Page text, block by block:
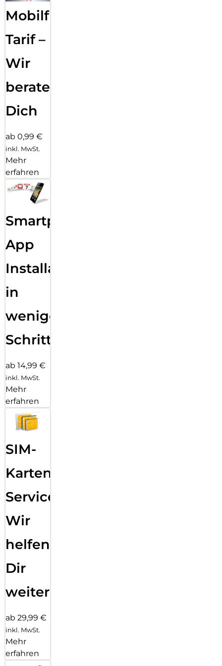
Mobilfunk
Tarif –
Wir
beraten
Dich
ab 0,99 €
inkl. MwSt.
Mehr
erfahren
Smartphone
App
Installation
in
wenigen
Schritten
ab 14,99 €
inkl. MwSt.
Mehr
erfahren
SIM-
Karten
Service:
Wir
helfen
Dir
weiter
ab 29,99 €
inkl. MwSt.
Mehr
erfahren